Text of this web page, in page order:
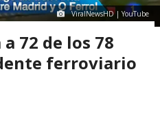
ViralNewsHD | YouTube
72 de los 78
ferroviario